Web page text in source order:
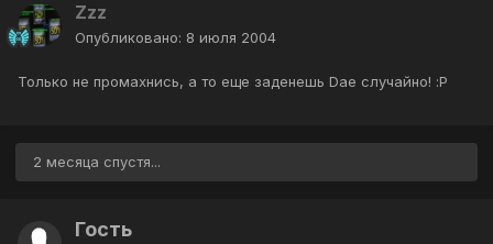
Zzz
Опубликовано: 8 июля 2004
Только не промахнись, а то еще заденешь Dae случайно! :P
2 месяца спустя...
Гость